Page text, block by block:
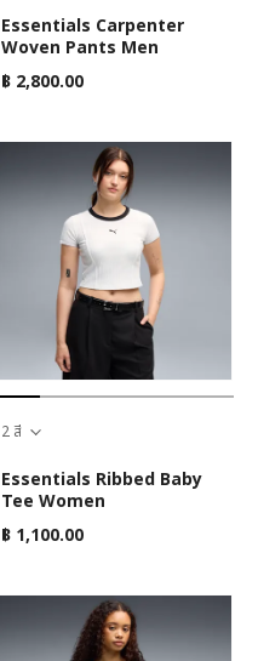
Essentials Carpenter
Woven Pants Men
฿ 2,800.00
2 สี
Essentials Ribbed Baby
Tee Women
฿ 1,100.00